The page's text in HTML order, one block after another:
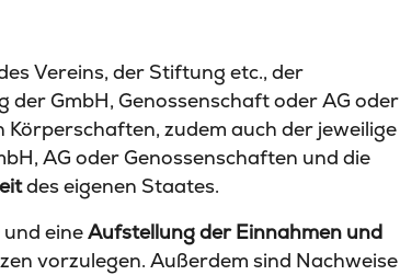
Vereins, der Stiftung etc., der
GmbH, Genossenschaft oder AG oder
zudem auch der jeweilige
AG oder Genossenschaften und die
des eigenen Staates.
eineAufstellung der Einnahmen und
vorzulegen. Außerdem sind Nachweise